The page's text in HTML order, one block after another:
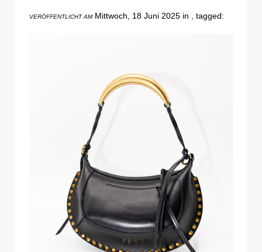
VERÖFFENTLICHT AMMittwoch, 18 Juni 2025 in , tagged: